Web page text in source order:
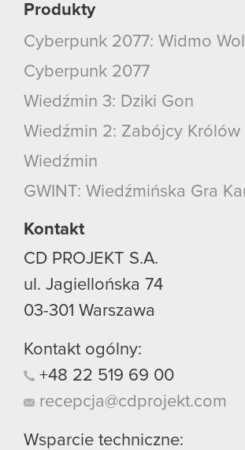
Produkty
Cyberpunk 2077: Widmo
Cyberpunk 2077
Wiedźmin 3: Dziki Gon
Wiedźmin 2: Zabójcy Królów
Wiedźmin
GWINT: Wiedźmińska Gra
Kontakt
CD PROJEKT S.A.
ul. Jagiellońska 74
03-301 Warszawa
Kontakt ogólny:
+48 22 519 69 00
recepcja@cdprojekt.com
Wsparcie techniczne: